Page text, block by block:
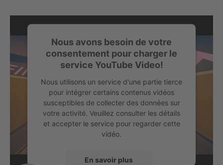
Nous avons besoin de votre
consentement pour charger le
service YouTube Video!
Nous utilisons un service d'une partie tierce
pour intégrer certains contenus vidéos
susceptibles de collecter des données sur
votre activité. Veuillez consulter les détails
et accepter le service pour regarder cette
vidéo.
En savoir plus